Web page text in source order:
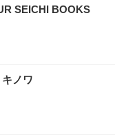
SEICHI BOOKS
ノワ